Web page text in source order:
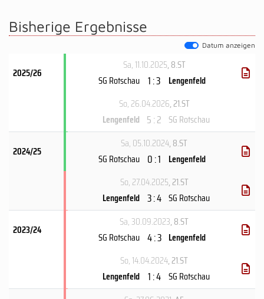
Bisherige Ergebnisse
Datum anzeigen
2025/26
Sa, 11.10.2025, 8.ST
SG Rotschau 1 : 3 Lengenfeld
So, 26.04.2026, 21.ST
Lengenfeld 5 : 2 SG Rotschau
2024/25
Sa, 05.10.2024, 8.ST
SG Rotschau 0 : 1 Lengenfeld
So, 27.04.2025, 21.ST
Lengenfeld 3 : 4 SG Rotschau
2023/24
Sa, 30.09.2023, 8.ST
SG Rotschau 4 : 3 Lengenfeld
So, 14.04.2024, 21.ST
Lengenfeld 1 : 4 SG Rotschau